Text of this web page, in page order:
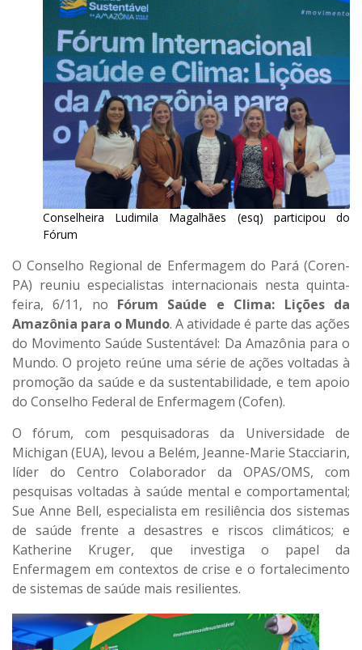
Conselheira Ludimila Magalhães (esq) participou do
Fórum
O Conselho Regional de Enfermagem do Pará (Coren-
PA) reuniu especialistas internacionais nesta quinta-
feira, 6/11, no Fórum Saúde e Clima: Lições da
Amazônia para o Mundo. A atividade é parte das ações
do Movimento Saúde Sustentável: Da Amazônia para o
Mundo. O projeto reúne uma série de ações voltadas à
promoção da saúde e da sustentabilidade, e tem apoio
do Conselho Federal de Enfermagem (Cofen).
O fórum, com pesquisadoras da Universidade de
Michigan (EUA), levou a Belém, Jeanne-Marie Stacciarin,
líder do Centro Colaborador da OPAS/OMS, com
pesquisas voltadas à saúde mental e comportamental;
Sue Anne Bell, especialista em resiliência dos sistemas
de saúde frente a desastres e riscos climáticos; e
Katherine Kruger, que investiga o papel da
Enfermagem em contextos de crise e o fortalecimento
de sistemas de saúde mais resilientes.